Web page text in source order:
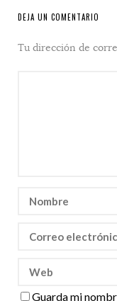
DEJA UN COMENTARIO
Tu dirección de
Guarda mi